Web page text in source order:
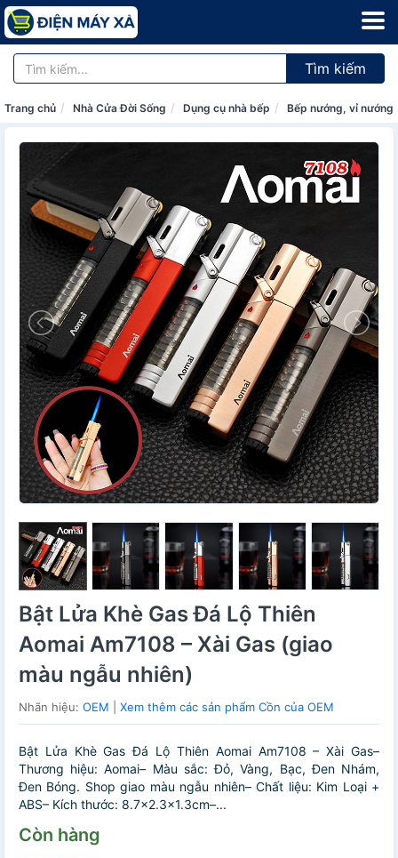
Tìm kiếm
Trang chủ Nhà Cửa Đời Sống Dụng cụ nhà bếp Bếp nướng, vỉ nướng
Bật Lửa Khè Gas Đá Lộ Thiên
Aomai Am7108 – Xài Gas (giao
màu ngẫu nhiên)
Nhãn hiệu: OEM Xem thêm các sản phẩm Cồn của OEM
Bật Lửa Khè Gas Đá Lộ Thiên Aomai Am7108 – Xài Gas–
Thương hiệu: Aomai– Màu sắc: Đỏ, Vàng, Bạc, Đen Nhám,
Đen Bóng. Shop giao màu ngẫu nhiên– Chất liệu: Kim Loại +
ABS– Kích thước: 8.7×2.3×1.3cm–...
Còn hàng